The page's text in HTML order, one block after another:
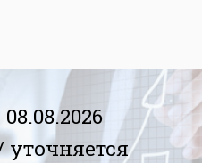
уточняется